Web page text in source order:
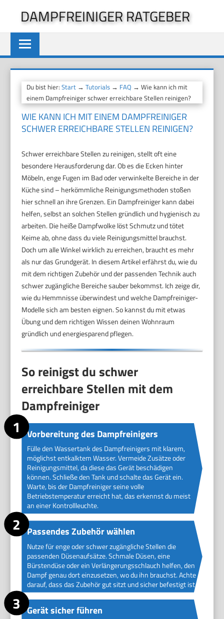
springen
DAMPFREINIGER RATGEBER
Du bist hier:Start →Tutorials → FAQ → Wie kann ich mit
einem Dampfreiniger schwer erreichbare Stellen reinigen?
WIE KANN ICH MIT EINEM DAMPFREINIGER
SCHWER ERREICHBARE STELLEN REINIGEN?
Schwer erreichbare Stellen zu reinigen, stellt oft eine
besondere Herausforderung dar. Ob es die Ecken hinter
Möbeln, enge Fugen im Bad oder verwinkelte Bereiche in der
Küche sind – herkömmliche Reinigungsmethoden stoßen
hier schnell an ihre Grenzen. Ein Dampfreiniger kann dabei
helfen, selbst an solchen Stellen gründlich und hygienisch zu
arbeiten. Die heiße Dampfwolke löst Schmutz und tötet
Keime ab, ohne dass du viele Reinigungsmittel brauchst.
Doch um alle Winkel wirklich zu erreichen, braucht es mehr
als nur das Grundgerät. In diesem Artikel erfährst du, wie du
mit dem richtigen Zubehör und der passenden Technik auch
schwer zugängliche Bereiche sauber bekommst. Ich zeige dir,
wie du Hemmnisse überwindest und welche Dampfreiniger-
Modelle sich am besten eignen. So kannst du mit etwas
Übung und dem richtigen Wissen deinen Wohnraum
gründlich und energiesparend pflegen.
So reinigst du schwer
erreichbare Stellen mit dem
Dampfreiniger
Vorbereitung des Dampfreinigers
Fülle den Wassertank des Dampfreinigers mit klarem,
möglichst entkalktem Wasser. Vermeide Zusätze oder
Reinigungsmittel, da diese das Gerät beschädigen
können. Schließe den Tank und schalte das Gerät ein.
Warte, bis der Dampfreiniger seine volle
Betriebstemperatur erreicht hat, das erkennst du meist
an einer Kontrollleuchte.
Passendes Zubehör wählen
Nutze für enge oder schwer zugängliche Stellen die
passenden Düsenaufsätze. Schmale Düsen, eine
Bürstendüse oder ein Verlängerungsschlauch helfen, den
Dampf genau dort einzusetzen, wo du ihn brauchst. Achte
darauf, dass das Zubehör gut sitzt und sicher befestigt ist.
Gerät sicher führen